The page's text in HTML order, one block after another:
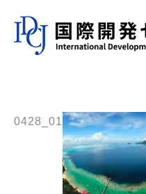
0428_01